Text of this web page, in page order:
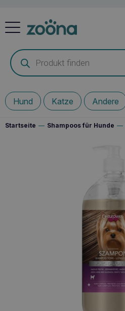
Products
search
Hund Katze Andere
Startseite — Shampoos für Hunde —